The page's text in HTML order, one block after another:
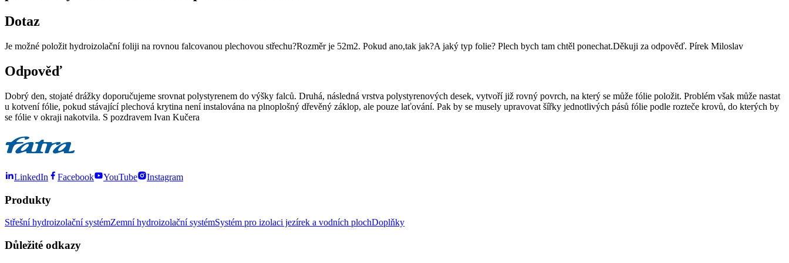
Dotaz
Je možné položit hydroizolační foliji na rovnou falcovanou plechovou střechu?Rozměr je 52m2. Pokud ano,tak jak?A jaký typ folie? Plech bych tam chtěl ponechat.Děkuji za odpověď. Pírek Miloslav
Odpověď
Dobrý den, stojaté drážky doporučujeme srovnat polystyrenem do výšky falců. Druhá, následná vrstva polystyrenových desek, vytvoří již rovný povrch, na který se může fólie položit. Problém však může nastat
u kotvení fólie, pokud stávající plechová krytina není instalována na plnoplošný dřevěný záklop, ale pouze laťování. Pak by se musely upravovat šířky jednotlivých pásů fólie podle rozteče krovů, do kterých by
se fólie v okraji nakotvila. S pozdravem Ivan Kučera
LinkedIn Facebook YouTube Instagram
Produkty
Střešní hydroizolační systémZemní hydroizolační systémSystém pro izolaci jezírek a vodních plochDoplňky
Důležité odkazy